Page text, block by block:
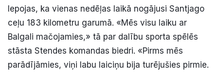
lepojas, ka vienas nedēļas laikā nogājusi Santjago
ceļu 183 kilometru garumā. «Mēs visu laiku ar
Balgali mačojamies,» tā par dalību sporta spēlēs
stāsta Stendes komandas biedri. «Pirms mēs
parādījāmies, viņi labu laiciņu bija turējušies pirmie.